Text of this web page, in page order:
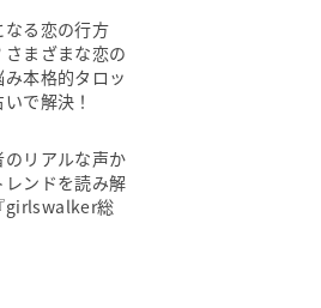
なる恋の行方
さまざまな恋の
み本格的タロッ
いで解決！
のリアルな声か
レンドを読み解
girlswalker総